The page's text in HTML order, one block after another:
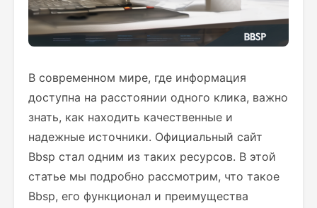
В современном мире, где информация
доступна на расстоянии одного клика, важно
знать, как находить качественные и
надежные источники. Официальный сайт
Bbsp стал одним из таких ресурсов. В этой
статье мы подробно рассмотрим, что такое
Bbsp, его функционал и преимущества